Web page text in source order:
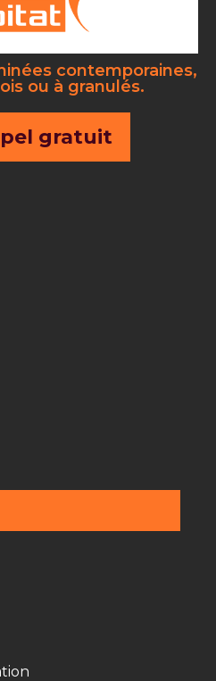
contemporaines,
ou à granulés.
gratuit